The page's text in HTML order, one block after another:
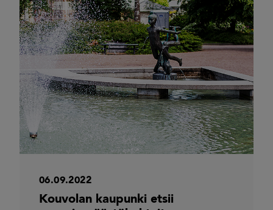
06.09.2022
Kouvolan kaupunki etsii